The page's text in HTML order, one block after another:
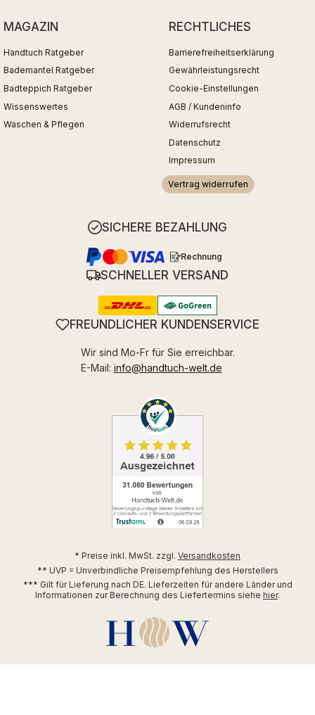
MAGAZIN
Handtuch Ratgeber
Bademantel Ratgeber
Badteppich Ratgeber
Wissenswertes
Waschen & Pflegen
RECHTLICHES
Barrierefreiheitserklärung
Gewährleistungsrecht
Cookie-Einstellungen
AGB / Kundeninfo
Widerrufsrecht
Datenschutz
Impressum
Vertrag widerrufen
SICHERE BEZAHLUNG
Rechnung
SCHNELLER VERSAND
FREUNDLICHER KUNDENSERVICE
Wir sind Mo-Fr für Sie erreichbar.
E-Mail: info@handtuch-welt.de
* Preise inkl. MwSt. zzgl. Versandkosten
** UVP = Unverbindliche Preisempfehlung des Herstellers
*** Gilt für Lieferung nach DE. Lieferzeiten für andere Länder und
Informationen zur Berechnung des Liefertermins siehe hier.